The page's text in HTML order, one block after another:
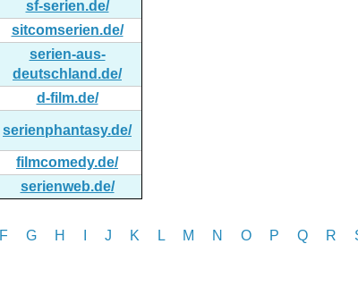
sf-serien.de/
sitcomserien.de/
serien-aus-
deutschland.de/
d-film.de/
serienphantasy.de/
filmcomedy.de/
serienweb.de/
F G H I J K L M N O P Q R